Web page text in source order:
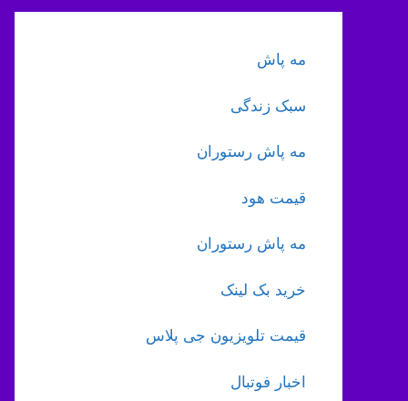
مه پاش
سبک زندگی
مه پاش رستوران
قیمت هود
مه پاش رستوران
خرید بک لینک
قیمت تلویزیون جی پلاس
اخبار فوتبال